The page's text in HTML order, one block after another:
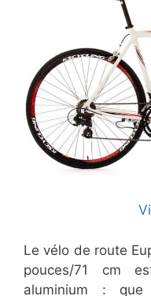
Le vélo de route
pouces/71 cm
aluminium :